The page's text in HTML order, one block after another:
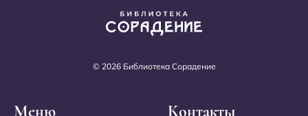
Состояние Самоотверженость
© 2026 Библиотека Сорадение
Меню Контакты